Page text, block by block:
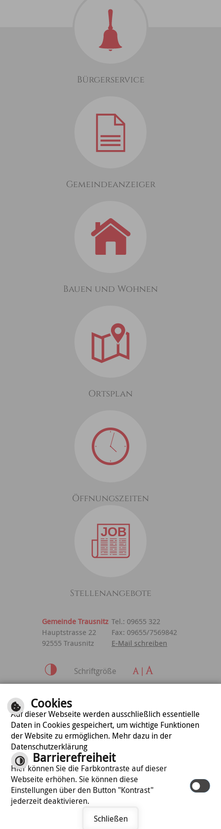
Bürgerservice
Gemeindeanzeiger
Bauen und Wohnen
Ortsplan
Öffnungszeiten
Stellenangebote
Gemeinde Trausnitz Tel.: 09655 322
Hauptstrasse 22
Fax: 09655/7569842
92555 Trausnitz
E-Mail schreiben
Schriftgröße
Datenschutzerklärung
optimiert für
mobile Endgeräte
©cm city media GmbH
Termin vereinbaren
Cookies
Auf dieser Webseite werden ausschließlich essentielle
Daten in Cookies gespeichert, um wichtige Funktionen
der Website zu ermöglichen. Mehr dazu in der
Datenschutzerklärung
Barrierefreiheit
Hier können Sie die Farbkontraste auf dieser
Webseite erhöhen. Sie können diese
Einstellungen über den Button "Kontrast"
jederzeit deaktivieren.
Schließen